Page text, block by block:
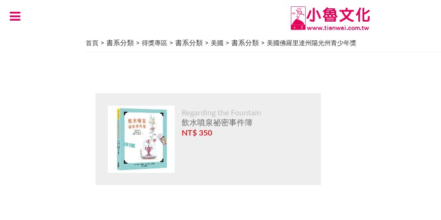
首頁 > 書系分類 > 得獎專區 > 書系分類 > 美國 > 書系分類 > 美國佛羅里達州陽光州青少年獎
Regarding the Fountain
飲水噴泉祕密事件簿
NT$ 350